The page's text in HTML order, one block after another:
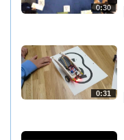
0:30
0:31